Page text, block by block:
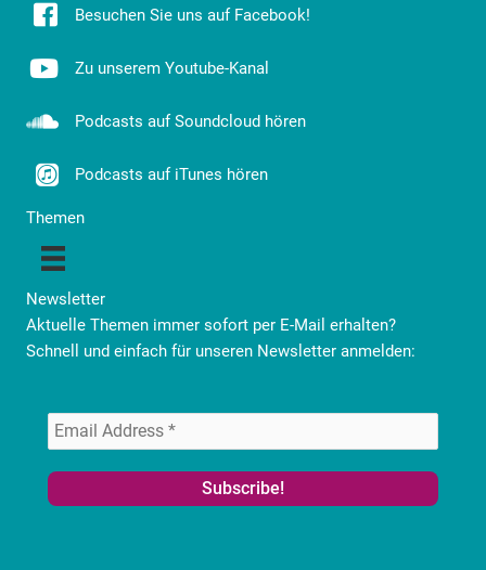
Besuchen Sie uns auf Facebook!
Zu unserem Youtube-Kanal
Podcasts auf Soundcloud hören
Podcasts auf iTunes hören
Themen
Newsletter
Aktuelle Themen immer sofort per E-Mail erhalten?
Schnell und einfach für unseren Newsletter anmelden: